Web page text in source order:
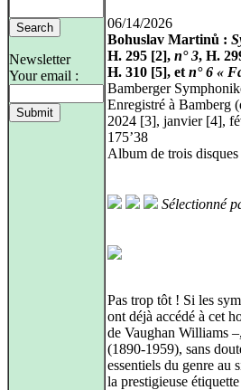
Newsletter
Your email :
06/14/2026
Bohuslav Martinů :
H. 295 [2], n° 3, H.
H. 310 [5], et n° 6 «
Bamberger
Enregistré à Bamberg
2024 [3], janvier [4],
175’38
Album de trois
Sélectionné
Pas trop tôt ! Si les
ont déjà accédé à cet
de Vaughan Williams
(1890‑1959), sans
essentiels du genre au
la prestigieuse